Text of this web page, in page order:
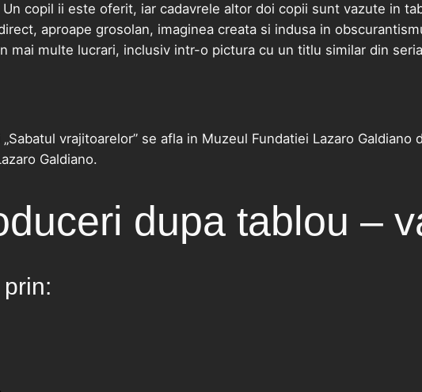
copil ii este oferit, iar cadavrele altor doi copii sunt vazute in
aproape grosolan, imaginea creata si indusa in
mai multe lucrari, inclusiv intr-o pictura cu un titlu similar din
vrajitoarelor” se afla in Muzeul Fundatiei Lazaro Galdiano
Galdiano.
dupa tablou –